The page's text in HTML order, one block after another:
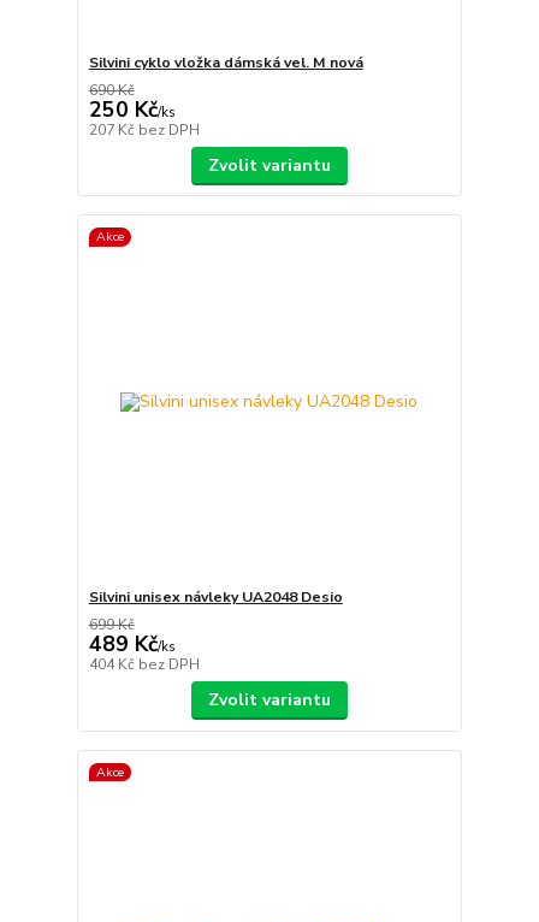
Silvini cyklo vložka dámská vel. M nová
690 Kč
250 Kč/ks
207 Kč bez DPH
Zvolit variantu
Akce
Silvini unisex návleky UA2048 Desio
699 Kč
489 Kč/ks
404 Kč bez DPH
Zvolit variantu
Akce